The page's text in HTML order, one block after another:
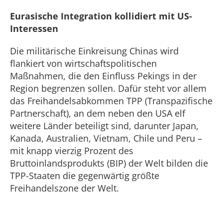
Eurasische Integration kollidiert mit US-
Interessen
Die militärische Einkreisung Chinas wird
flankiert von wirtschaftspolitischen
Maßnahmen, die den Einfluss Pekings in der
Region begrenzen sollen. Dafür steht vor allem
das Freihandelsabkommen TPP (Transpazifische
Partnerschaft), an dem neben den USA elf
weitere Länder beteiligt sind, darunter Japan,
Kanada, Australien, Vietnam, Chile und Peru –
mit knapp vierzig Prozent des
Bruttoinlandsprodukts (BIP) der Welt bilden die
TPP-Staaten die gegenwärtig größte
Freihandelszone der Welt.